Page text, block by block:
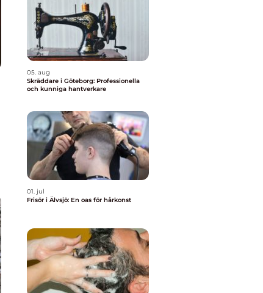
05. aug
Skräddare i Göteborg: Professionella
och kunniga hantverkare
01. jul
Frisör i Älvsjö: En oas för hårkonst